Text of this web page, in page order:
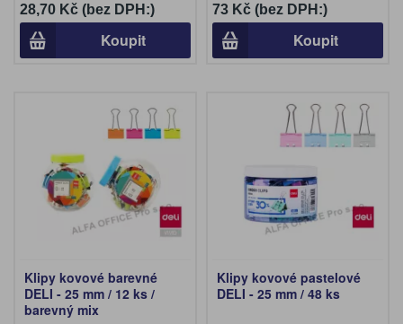
28,70 Kč (bez DPH:)
Koupit
73 Kč (bez DPH:)
Koupit
Klipy kovové barevné
DELI - 25 mm / 12 ks /
barevný mix
Klipy kovové pastelové
DELI - 25 mm / 48 ks